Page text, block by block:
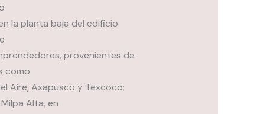
la planta baja del edificio
provenientes de
como
Aire, Axapusco y Texcoco;
Alta, en